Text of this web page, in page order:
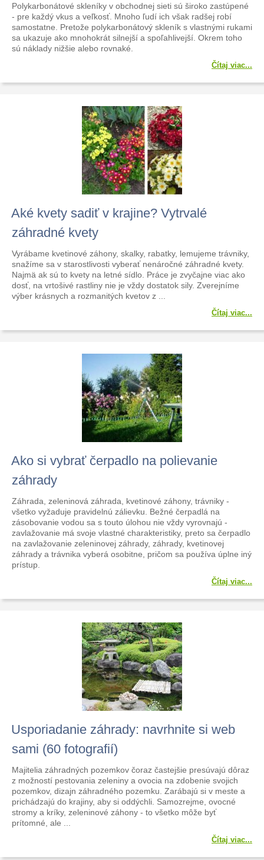
Polykarbonátové skleníky v obchodnej sieti sú široko zastúpené
- pre každý vkus a veľkosť. Mnoho ľudí ich však radšej robí
samostatne. Pretože polykarbonátový skleník s vlastnými rukami
sa ukazuje ako mnohokrát silnejší a spoľahlivejší. Okrem toho
sú náklady nižšie alebo rovnaké.
Čítaj viac...
Aké kvety sadiť v krajine? Vytrvalé
záhradné kvety
Vyrábame kvetinové záhony, skalky, rabatky, lemujeme trávniky,
snažíme sa v starostlivosti vyberať nenáročné záhradné kvety.
Najmä ak sú to kvety na letné sídlo. Práce je zvyčajne viac ako
dosť, na vrtošivé rastliny nie je vždy dostatok sily. Zverejníme
výber krásnych a rozmanitých kvetov z ...
Čítaj viac...
Ako si vybrať čerpadlo na polievanie
záhrady
Záhrada, zeleninová záhrada, kvetinové záhony, trávniky -
všetko vyžaduje pravidelnú zálievku. Bežné čerpadlá na
zásobovanie vodou sa s touto úlohou nie vždy vyrovnajú -
zavlažovanie má svoje vlastné charakteristiky, preto sa čerpadlo
na zavlažovanie zeleninovej záhrady, záhrady, kvetinovej
záhrady a trávnika vyberá osobitne, pričom sa používa úplne iný
prístup.
Čítaj viac...
Usporiadanie záhrady: navrhnite si web
sami (60 fotografií)
Majitelia záhradných pozemkov čoraz častejšie presúvajú dôraz
z možností pestovania zeleniny a ovocia na zdobenie svojich
pozemkov, dizajn záhradného pozemku. Zarábajú si v meste a
prichádzajú do krajiny, aby si oddýchli. Samozrejme, ovocné
stromy a kríky, zeleninové záhony - to všetko môže byť
prítomné, ale ...
Čítaj viac...